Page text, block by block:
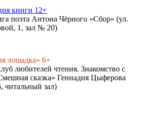
книги 12+
поэта Антона Чёрного «Сбор» (ул.
1, зал № 20)
лошадка» 6+
любителей чтения. Знакомство с
сказка» Геннадия Цыферова
читальный зал)